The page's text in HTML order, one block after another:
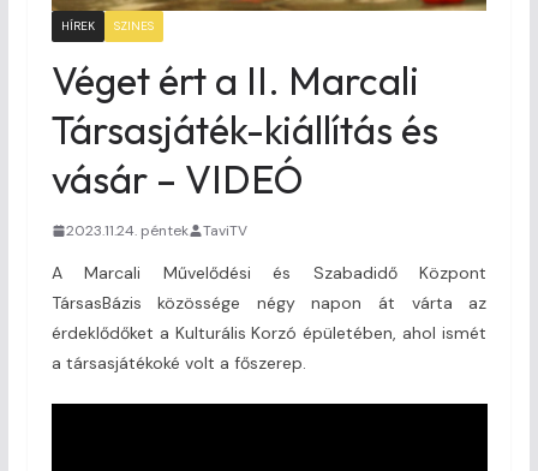
HÍREK SZINES
Véget ért a II. Marcali
Társasjáték-kiállítás és
vásár – VIDEÓ
2023.11.24. péntek TaviTV
A Marcali Művelődési és Szabadidő Központ
TársasBázis közössége négy napon át várta az
érdeklődőket a Kulturális Korzó épületében, ahol ismét
a társasjátékoké volt a főszerep.